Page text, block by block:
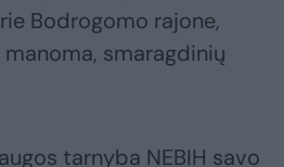
Bodrogomo rajone,
smaragdinių
tarnyba NEBIH savo